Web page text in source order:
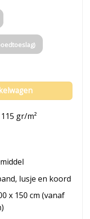
gr/m²
lusje en koord
x 150 cm (vanaf